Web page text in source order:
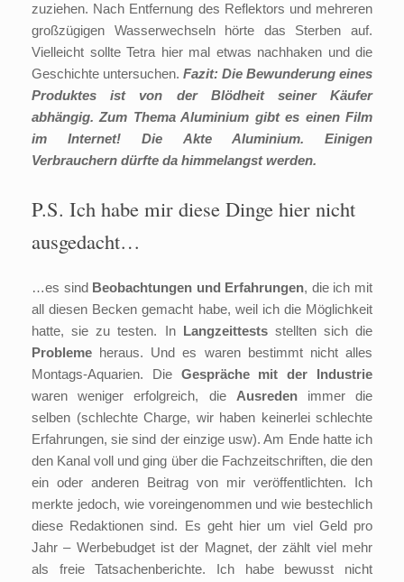
zuziehen. Nach Entfernung des Reflektors und mehreren
großzügigen Wasserwechseln hörte das Sterben auf.
Vielleicht sollte Tetra hier mal etwas nachhaken und die
Geschichte untersuchen. Fazit: Die Bewunderung eines
Produktes ist von der Blödheit seiner Käufer
abhängig. Zum Thema Aluminium gibt es einen Film
im Internet! Die Akte Aluminium. Einigen
Verbrauchern dürfte da himmelangst werden.
P.S. Ich habe mir diese Dinge hier nicht
ausgedacht…
…es sind Beobachtungen und Erfahrungen, die ich mit
all diesen Becken gemacht habe, weil ich die Möglichkeit
hatte, sie zu testen. In Langzeittestsstellten sich die
Probleme heraus. Und es waren bestimmt nicht alles
Montags-Aquarien. Die Gespräche mit der Industrie
waren weniger erfolgreich, die Ausredenimmer die
selben (schlechte Charge, wir haben keinerlei schlechte
Erfahrungen, sie sind der einzige usw). Am Ende hatte ich
den Kanal voll und ging über die Fachzeitschriften, die den
ein oder anderen Beitrag von mir veröffentlichten. Ich
merkte jedoch, wie voreingenommen und wie bestechlich
diese Redaktionen sind. Es geht hier um viel Geld pro
Jahr – Werbebudget ist der Magnet, der zählt viel mehr
als freie Tatsachenberichte. Ich habe bewusst nicht